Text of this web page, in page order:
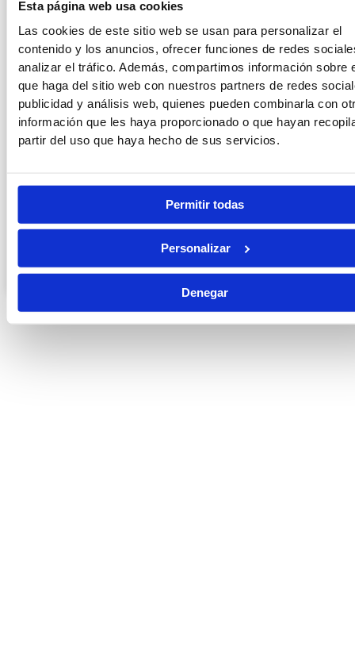
Esta página web usa cookies
Las cookies de este sitio web se usan para personalizar el
contenido y los anuncios, ofrecer funciones de redes
analizar el tráfico. Además, compartimos información sobre
que haga del sitio web con nuestros partners de redes
publicidad y análisis web, quienes pueden combinarla con
información que les haya proporcionado o que hayan
partir del uso que haya hecho de sus servicios.
Permitir todas
Personalizar
Denegar
reales, horarios y sueldo
13/07/2026